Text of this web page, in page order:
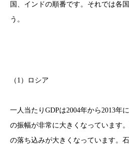
国、インドの順番です。それでは各
う。
（1）ロシア
一人当たりGDPは2004年から2013年
の振幅が非常に大きくなっています
の落ち込みが大きくなっています。